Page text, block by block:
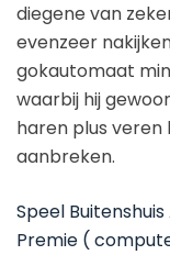
diegene van
evenzeer
gokautomaat
waarbij hij
haren plus
aanbreken.
Speel
Premie (